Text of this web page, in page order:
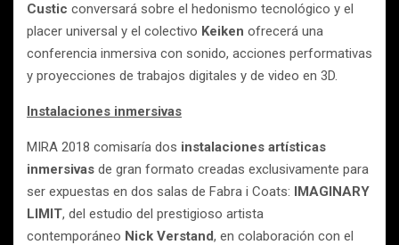
Custic conversará sobre el hedonismo tecnológico y el
placer universal y el colectivo Keiken ofrecerá una
conferencia inmersiva con sonido, acciones performativas
y proyecciones de trabajos digitales y de video en 3D.
Instalaciones inmersivas
MIRA 2018 comisaría dos instalaciones artísticas
inmersivas de gran formato creadas exclusivamente para
ser expuestas en dos salas de Fabra i Coats: IMAGINARY
LIMIT, del estudio del prestigioso artista
contemporáneo Nick Verstand, en colaboración con el